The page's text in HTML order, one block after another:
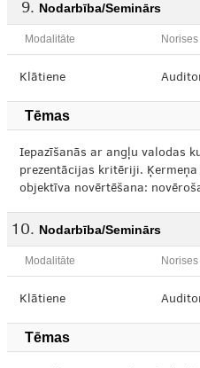
Nodarbība/Seminārs
Modalitāte
Klātiene
Tēmas
Iepazīšanās ar angļu valodas
prezentācijas kritēriji.
objektīva novērtēšana:
Nodarbība/Seminārs
Modalitāte
Klātiene
Tēmas